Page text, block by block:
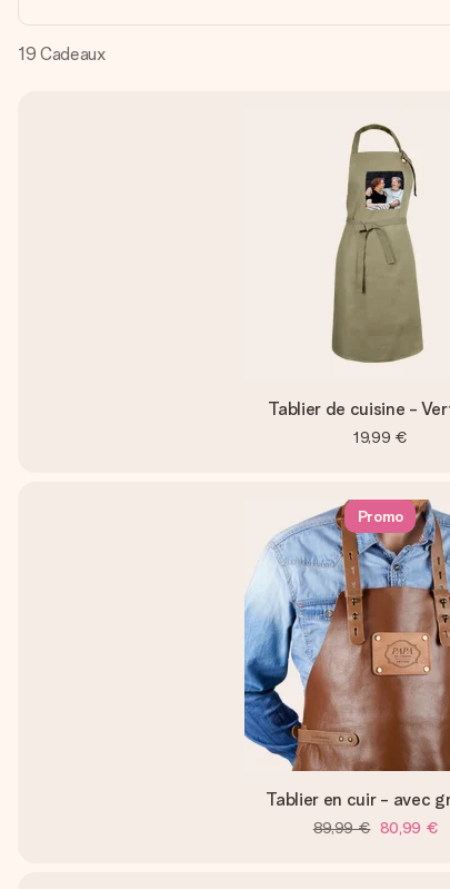
19 Cadeaux
Tablier de cuisine -
19,99 €
Promo
Tablier en cuir - avec
89,99 € 80,99 €